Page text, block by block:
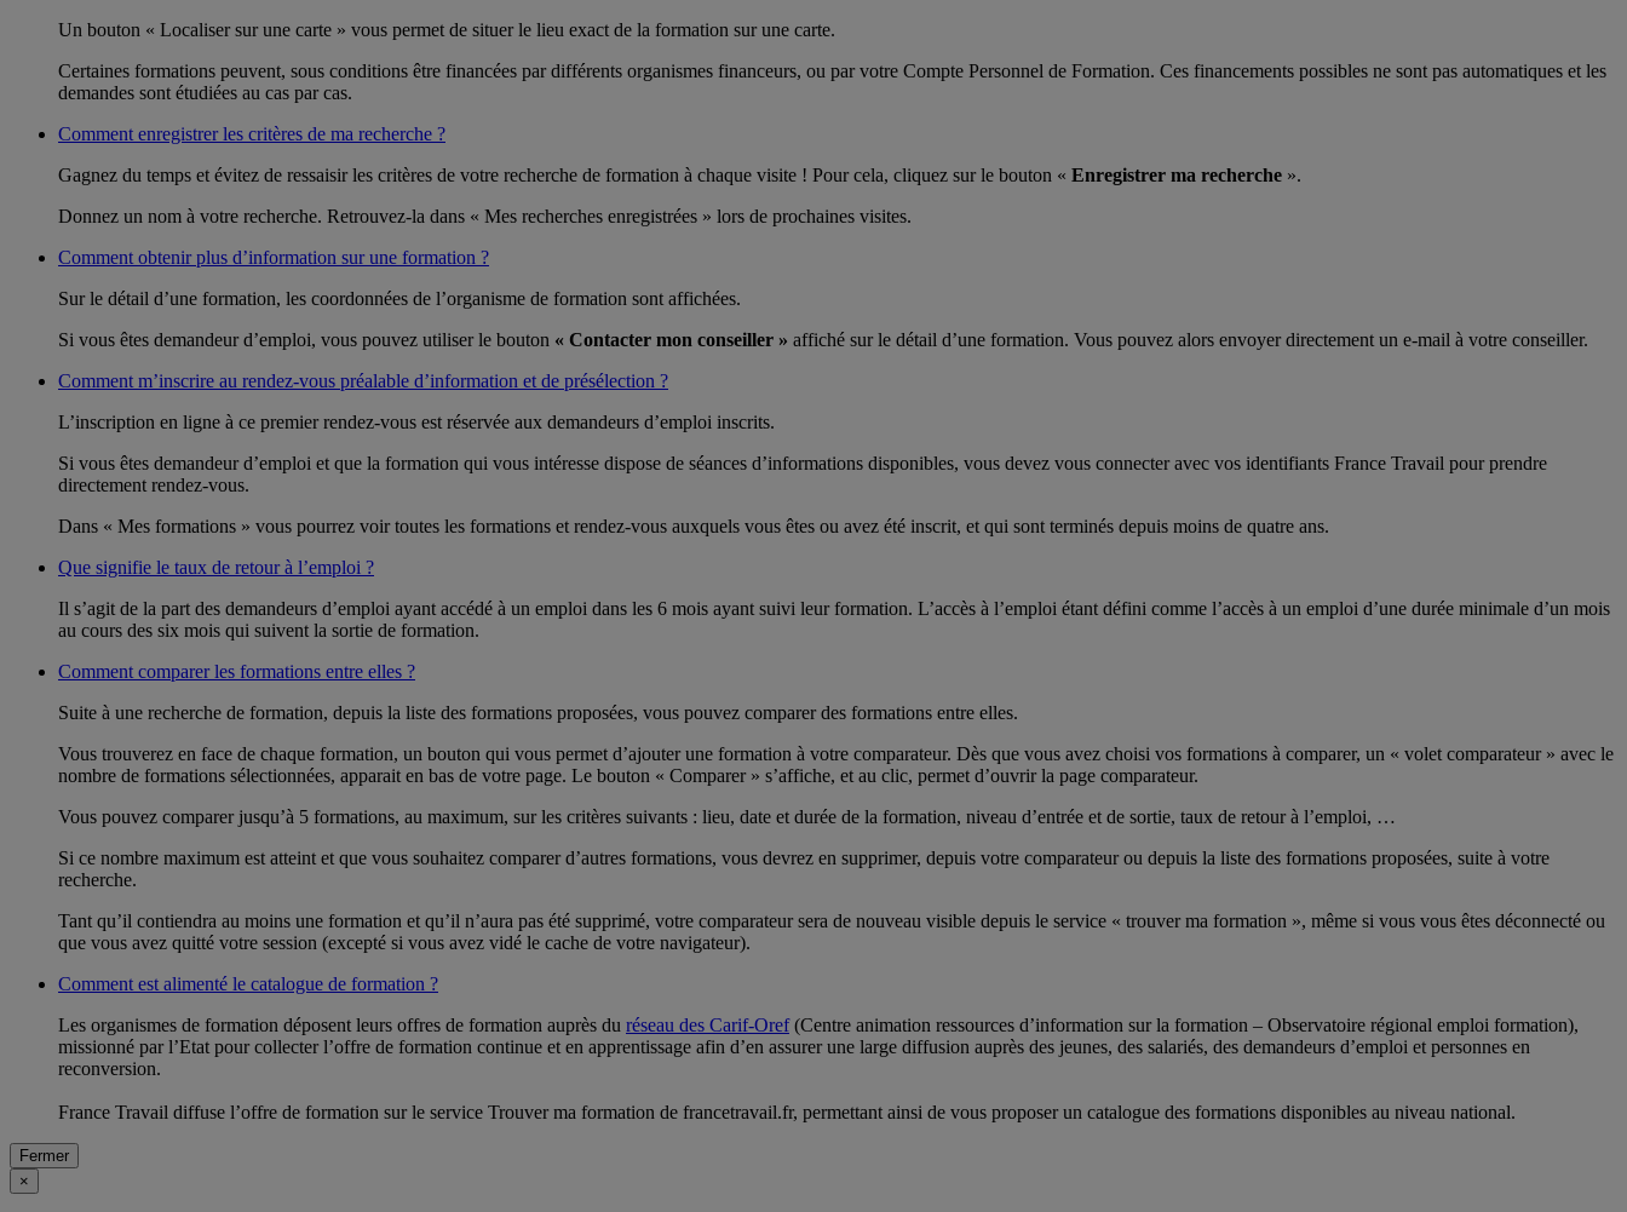
Un bouton « Localiser sur une carte » vous permet de situer le lieu exact de la formation sur une carte.
Certaines formations peuvent, sous conditions être financées par différents organismes financeurs, ou par votre Compte Personnel de Formation. Ces financements possibles ne sont pas automatiques et les
demandes sont étudiées au cas par cas.
Comment enregistrer les critères de ma recherche ?
Gagnez du temps et évitez de ressaisir les critères de votre recherche de formation à chaque visite ! Pour cela, cliquez sur le bouton « Enregistrer ma recherche ».
Donnez un nom à votre recherche. Retrouvez-la dans « Mes recherches enregistrées » lors de prochaines visites.
Comment obtenir plus d’information sur une formation ?
Sur le détail d’une formation, les coordonnées de l’organisme de formation sont affichées.
Si vous êtes demandeur d’emploi, vous pouvez utiliser le bouton « Contacter mon conseiller » affiché sur le détail d’une formation. Vous pouvez alors envoyer directement un e-mail à votre conseiller.
Comment m’inscrire au rendez-vous préalable d’information et de présélection ?
L’inscription en ligne à ce premier rendez-vous est réservée aux demandeurs d’emploi inscrits.
Si vous êtes demandeur d’emploi et que la formation qui vous intéresse dispose de séances d’informations disponibles, vous devez vous connecter avec vos identifiants France Travail pour prendre
directement rendez-vous.
Dans « Mes formations » vous pourrez voir toutes les formations et rendez-vous auxquels vous êtes ou avez été inscrit, et qui sont terminés depuis moins de quatre ans.
Que signifie le taux de retour à l’emploi ?
Il s’agit de la part des demandeurs d’emploi ayant accédé à un emploi dans les 6 mois ayant suivi leur formation. L’accès à l’emploi étant défini comme l’accès à un emploi d’une durée minimale d’un mois
au cours des six mois qui suivent la sortie de formation.
Comment comparer les formations entre elles ?
Suite à une recherche de formation, depuis la liste des formations proposées, vous pouvez comparer des formations entre elles.
Vous trouverez en face de chaque formation, un bouton qui vous permet d’ajouter une formation à votre comparateur. Dès que vous avez choisi vos formations à comparer, un « volet comparateur » avec le
nombre de formations sélectionnées, apparait en bas de votre page. Le bouton « Comparer » s’affiche, et au clic, permet d’ouvrir la page comparateur.
Vous pouvez comparer jusqu’à 5 formations, au maximum, sur les critères suivants : lieu, date et durée de la formation, niveau d’entrée et de sortie, taux de retour à l’emploi, …
Si ce nombre maximum est atteint et que vous souhaitez comparer d’autres formations, vous devrez en supprimer, depuis votre comparateur ou depuis la liste des formations proposées, suite à votre
recherche.
Tant qu’il contiendra au moins une formation et qu’il n’aura pas été supprimé, votre comparateur sera de nouveau visible depuis le service « trouver ma formation », même si vous vous êtes déconnecté ou
que vous avez quitté votre session (excepté si vous avez vidé le cache de votre navigateur).
Comment est alimenté le catalogue de formation ?
Les organismes de formation déposent leurs offres de formation auprès du réseau des Carif-Oref(Centre animation ressources d’information sur la formation – Observatoire régional emploi formation),
missionné par l’Etat pour collecter l’offre de formation continue et en apprentissage afin d’en assurer une large diffusion auprès des jeunes, des salariés, des demandeurs d’emploi et personnes en
reconversion.
France Travail diffuse l’offre de formation sur le service Trouver ma formation de francetravail.fr, permettant ainsi de vous proposer un catalogue des formations disponibles au niveau national.
Fermer
×